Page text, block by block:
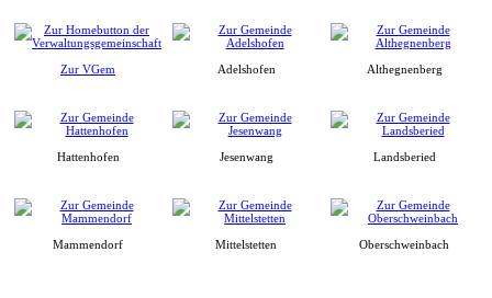
Zur VGem Adelshofen Althegnenberg
Hattenhofen Jesenwang Landsberied
Mammendorf Mittelstetten Oberschweinbach